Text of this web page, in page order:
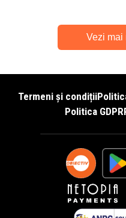
Vezi mai
Termeni și condiții
Politica GDPR